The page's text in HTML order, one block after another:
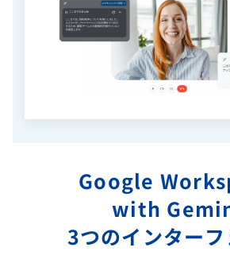
Google
with
3つのインターフ